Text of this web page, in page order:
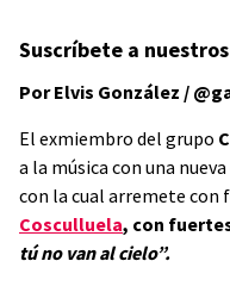
Suscríbete a
Por Elvis González /
El exmiembro del grupo
a la música con una
con la cual arremete
Cosculluela, con
tú no van al cielo”.